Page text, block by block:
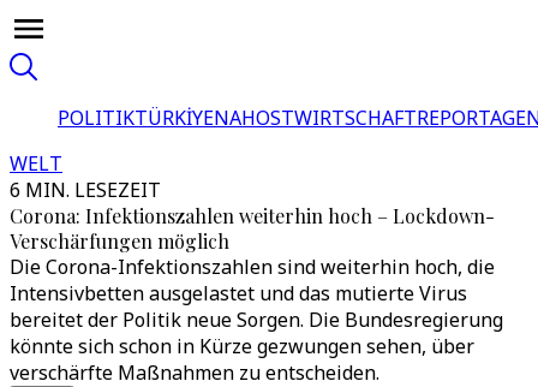
POLITIKTÜRKİYENAHOSTWIRTSCHAFT
WELT
6 MIN. LESEZEIT
Corona: Infektionszahlen weiterhin hoch – Lockdown-
Verschärfungen möglich
Die Corona-Infektionszahlen sind weiterhin hoch, die
Intensivbetten ausgelastet und das mutierte Virus
bereitet der Politik neue Sorgen. Die Bundesregierung
könnte sich schon in Kürze gezwungen sehen, über
verschärfte Maßnahmen zu entscheiden.